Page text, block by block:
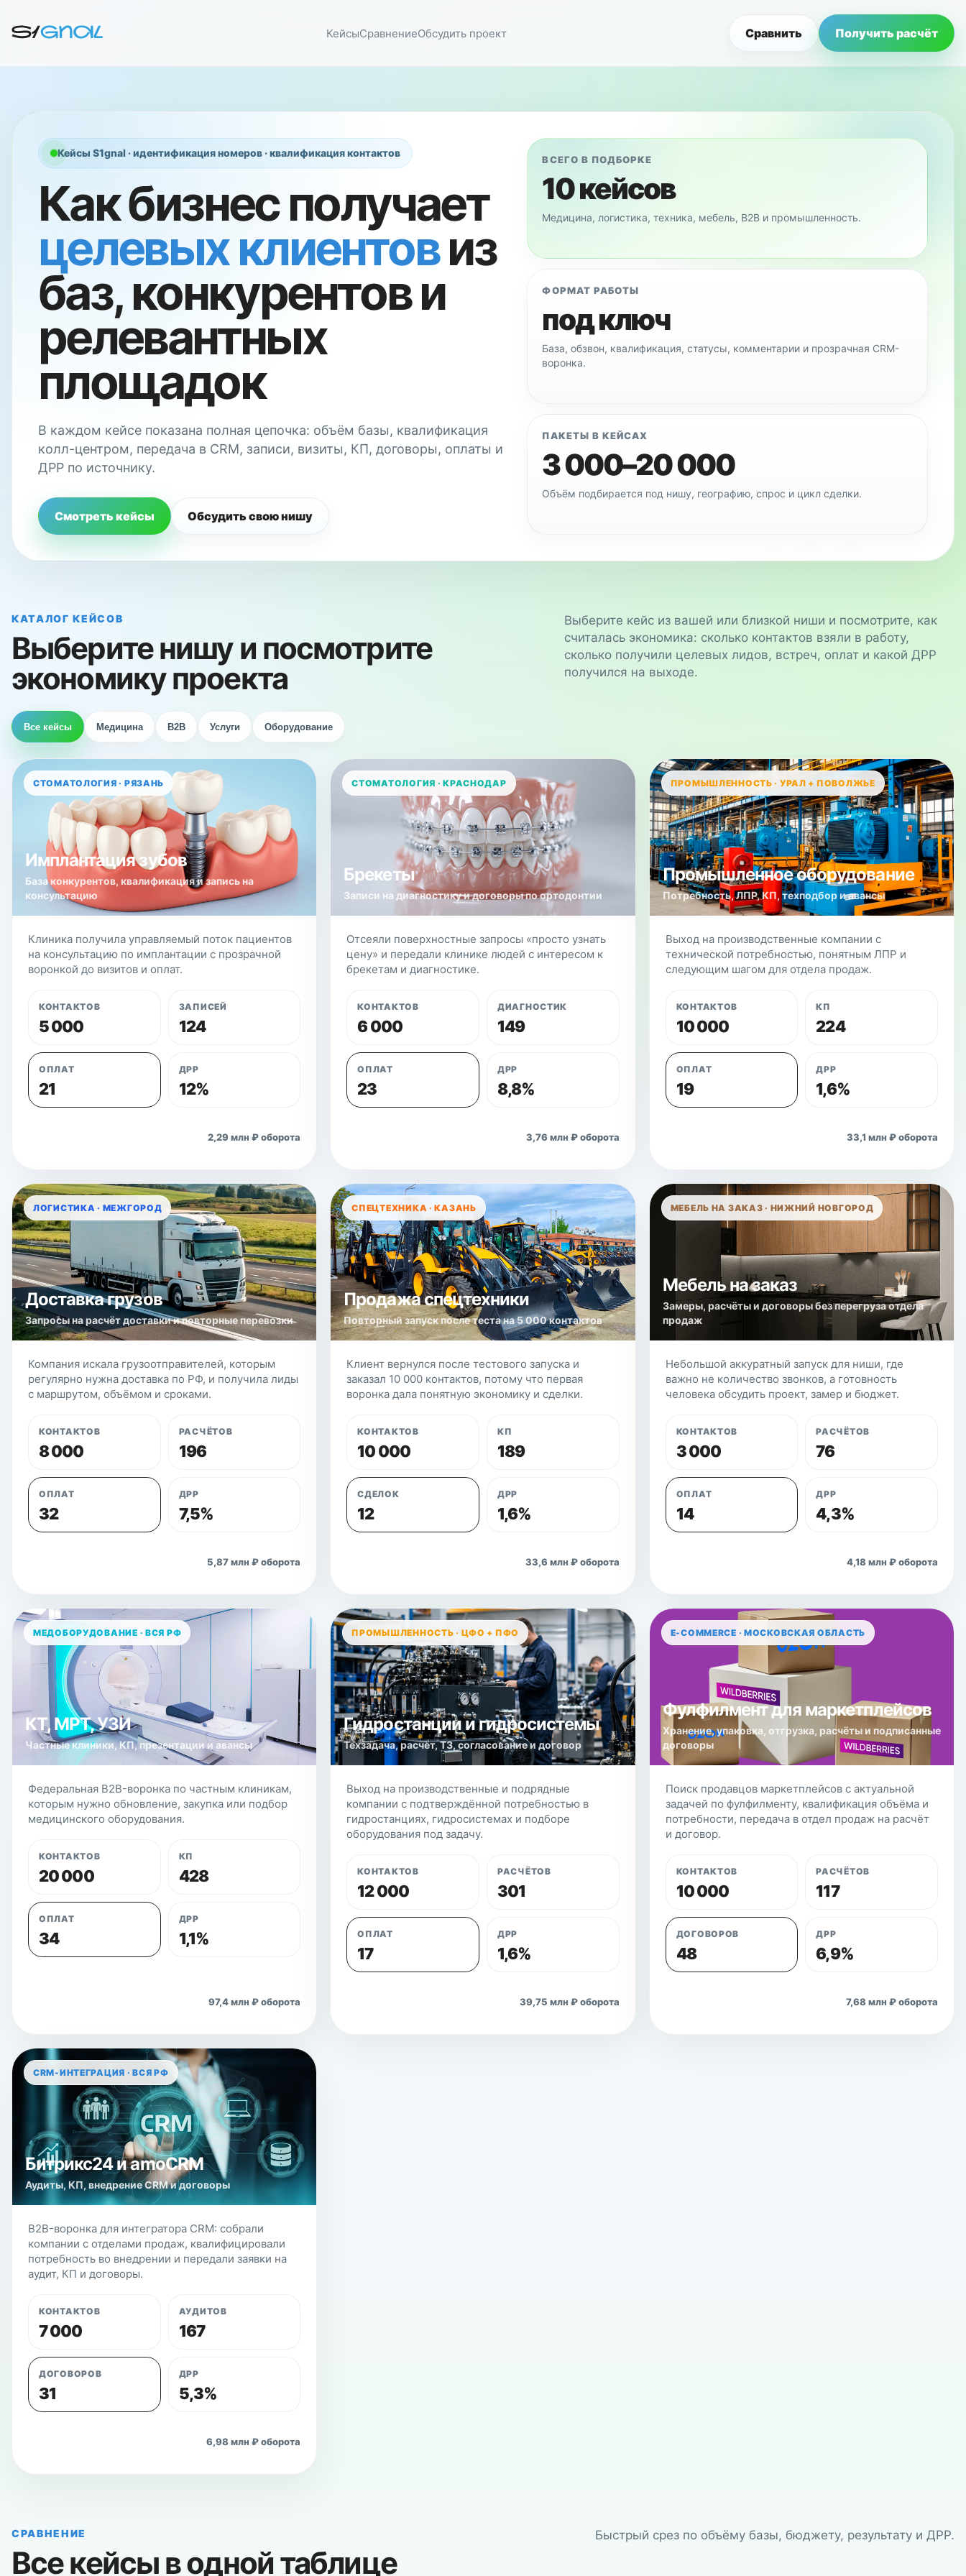
КейсыСравнениеОбсудить проект Сравнить Получить расчёт
Кейсы S1gnal · идентификация номеров · квалификация контактов
Как бизнес получает
целевых клиентовиз
баз, конкурентов и
релевантных
площадок
В каждом кейсе показана полная цепочка: объём базы, квалификация
колл-центром, передача в CRM, записи, визиты, КП, договоры, оплаты и
ДРР по источнику.
Смотреть кейсы Обсудить свою нишу
ВСЕГО В ПОДБОРКЕ
10 кейсов
Медицина, логистика, техника, мебель, B2B и промышленность.
ФОРМАТ РАБОТЫ
под ключ
База, обзвон, квалификация, статусы, комментарии и прозрачная CRM-
воронка.
ПАКЕТЫ В КЕЙСАХ
3 000–20 000
Объём подбирается под нишу, географию, спрос и цикл сделки.
КАТАЛОГ КЕЙСОВ
Выберите нишу и посмотрите
экономику проекта
Выберите кейс из вашей или близкой ниши и посмотрите, как
считалась экономика: сколько контактов взяли в работу,
сколько получили целевых лидов, встреч, оплат и какой ДРР
получился на выходе.
Все кейсы Медицина B2B Услуги Оборудование
СТОМАТОЛОГИЯ · РЯЗАНЬ
Имплантация зубов
База конкурентов, квалификация и запись на
консультацию
Клиника получила управляемый поток пациентов
на консультацию по имплантации с прозрачной
воронкой до визитов и оплат.
КОНТАКТОВ
5 000
ЗАПИСЕЙ
124
ОПЛАТ
21
ДРР
12%
2,29 млн ₽ оборота
СТОМАТОЛОГИЯ · КРАСНОДАР
Брекеты
Записи на диагностику и договоры по ортодонтии
Отсеяли поверхностные запросы «просто узнать
цену» и передали клинике людей с интересом к
брекетам и диагностике.
КОНТАКТОВ
6 000
ДИАГНОСТИК
149
ОПЛАТ
23
ДРР
8,8%
3,76 млн ₽ оборота
ПРОМЫШЛЕННОСТЬ · УРАЛ + ПОВОЛЖЬЕ
Промышленное оборудование
Потребность, ЛПР, КП, техподбор и авансы
Выход на производственные компании с
технической потребностью, понятным ЛПР и
следующим шагом для отдела продаж.
КОНТАКТОВ
10 000
КП
224
ОПЛАТ
19
ДРР
1,6%
33,1 млн ₽ оборота
ЛОГИСТИКА · МЕЖГОРОД
Доставка грузов
Запросы на расчёт доставки и повторные перевозки
Компания искала грузоотправителей, которым
регулярно нужна доставка по РФ, и получила лиды
с маршрутом, объёмом и сроками.
КОНТАКТОВ
8 000
РАСЧЁТОВ
196
ОПЛАТ
32
ДРР
7,5%
5,87 млн ₽ оборота
СПЕЦТЕХНИКА · КАЗАНЬ
Продажа спецтехники
Повторный запуск после теста на 5 000 контактов
Клиент вернулся после тестового запуска и
заказал 10 000 контактов, потому что первая
воронка дала понятную экономику и сделки.
КОНТАКТОВ
10 000
КП
189
СДЕЛОК
12
ДРР
1,6%
33,6 млн ₽ оборота
МЕБЕЛЬ НА ЗАКАЗ · НИЖНИЙ НОВГОРОД
Мебель на заказ
Замеры, расчёты и договоры без перегруза отдела
продаж
Небольшой аккуратный запуск для ниши, где
важно не количество звонков, а готовность
человека обсудить проект, замер и бюджет.
КОНТАКТОВ
3 000
РАСЧЁТОВ
76
ОПЛАТ
14
ДРР
4,3%
4,18 млн ₽ оборота
МЕДОБОРУДОВАНИЕ · ВСЯ РФ
КТ, МРТ, УЗИ
Частные клиники, КП, презентации и авансы
Федеральная B2B-воронка по частным клиникам,
которым нужно обновление, закупка или подбор
медицинского оборудования.
КОНТАКТОВ
20 000
КП
428
ОПЛАТ
34
ДРР
1,1%
97,4 млн ₽ оборота
ПРОМЫШЛЕННОСТЬ · ЦФО + ПФО
Гидростанции и гидросистемы
Техзадача, расчёт, ТЗ, согласование и договор
Выход на производственные и подрядные
компании с подтверждённой потребностью в
гидростанциях, гидросистемах и подборе
оборудования под задачу.
КОНТАКТОВ
12 000
РАСЧЁТОВ
301
ОПЛАТ
17
ДРР
1,6%
39,75 млн ₽ оборота
E-COMMERCE · МОСКОВСКАЯ ОБЛАСТЬ
Фулфилмент для маркетплейсов
Хранение, упаковка, отгрузка, расчёты и подписанные
договоры
Поиск продавцов маркетплейсов с актуальной
задачей по фулфилменту, квалификация объёма и
потребности, передача в отдел продаж на расчёт
и договор.
КОНТАКТОВ
10 000
РАСЧЁТОВ
117
ДОГОВОРОВ
48
ДРР
6,9%
7,68 млн ₽ оборота
CRM-ИНТЕГРАЦИЯ · ВСЯ РФ
Битрикс24 и amoCRM
Аудиты, КП, внедрение CRM и договоры
B2B-воронка для интегратора CRM: собрали
компании с отделами продаж, квалифицировали
потребность во внедрении и передали заявки на
аудит, КП и договоры.
КОНТАКТОВ
7 000
АУДИТОВ
167
ДОГОВОРОВ
31
ДРР
5,3%
6,98 млн ₽ оборота
СРАВНЕНИЕ
Все кейсы в одной таблице
Быстрый срез по объёму базы, бюджету, результату и ДРР.